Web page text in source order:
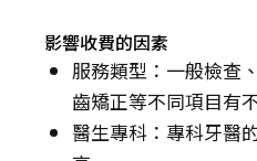
影響收費的因素
服務類型：一般檢查
齒矯正等不同項目有
醫生專科：專科牙醫